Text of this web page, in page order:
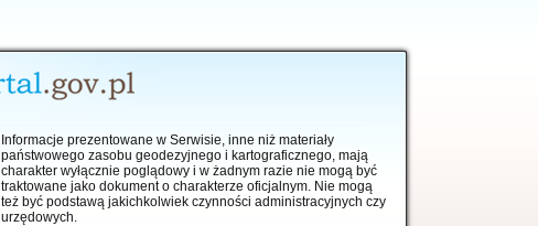
Informacje prezentowane w Serwisie, inne niż materiały
państwowego zasobu geodezyjnego i kartograficznego, mają
charakter wyłącznie poglądowy i w żadnym razie nie mogą być
traktowane jako dokument o charakterze oficjalnym. Nie mogą
też być podstawą jakichkolwiek czynności administracyjnych czy
urzędowych.